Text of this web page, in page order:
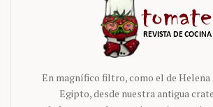
En magnífico filtro, como el de Helena
Egipto, desde nuestra antigua